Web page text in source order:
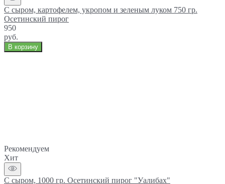
С сыром, картофелем, укропом и зеленым луком 750 гр.
Осетинский пирог
950
руб.
В корзину
Рекомендуем
Хит
С сыром, 1000 гр. Осетинский пирог "Уалибах"